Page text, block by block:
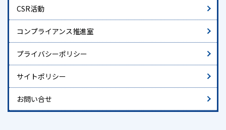
CSR活動
コンプライアンス推進室
プライバシーポリシー
サイトポリシー
お問い合せ